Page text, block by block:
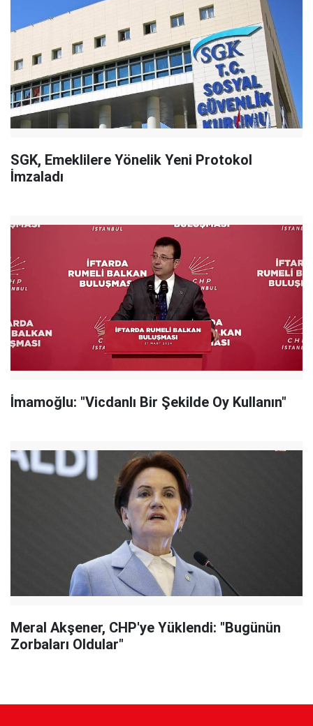
SGK, Emeklilere Yönelik Yeni Protokol
İmzaladı
İmamoğlu: "Vicdanlı Bir Şekilde Oy Kullanın"
Meral Akşener, CHP'ye Yüklendi: "Bugünün
Zorbaları Oldular"